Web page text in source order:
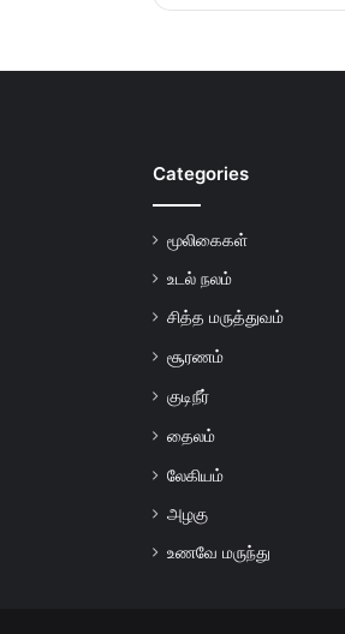
Categories
மூலிகைகள்
உடல் நலம்
சித்த மருத்துவம்
சூரணம்
குடிநீர்
தைலம்
லேகியம்
அழகு
உணவே மருந்து